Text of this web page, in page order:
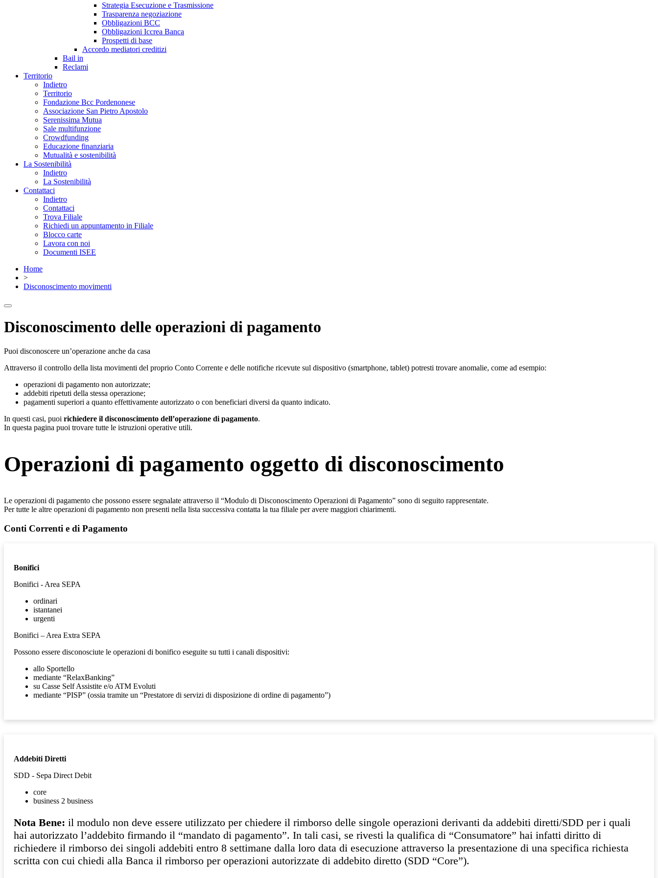
Strategia Esecuzione e Trasmissione
Trasparenza negoziazione
Obbligazioni BCC
Obbligazioni Iccrea Banca
Prospetti di base
Accordo mediatori creditizi
Bail in
Reclami
Territorio
Indietro
Territorio
Fondazione Bcc Pordenonese
Associazione San Pietro Apostolo
Serenissima Mutua
Sale multifunzione
Crowdfunding
Educazione finanziaria
Mutualità e sostenibilità
La Sostenibilità
Indietro
La Sostenibilità
Contattaci
Indietro
Contattaci
Trova Filiale
Richiedi un appuntamento in Filiale
Blocco carte
Lavora con noi
Documenti ISEE
Home
>
Disconoscimento movimenti
Disconoscimento delle operazioni di pagamento
Puoi disconoscere un’operazione anche da casa
Attraverso il controllo della lista movimenti del proprio Conto Corrente e delle notifiche ricevute sul dispositivo (smartphone, tablet) potresti trovare anomalie, come ad esempio:
operazioni di pagamento non autorizzate;
addebiti ripetuti della stessa operazione;
pagamenti superiori a quanto effettivamente autorizzato o con beneficiari diversi da quanto indicato.
In questi casi, puoi richiedere il disconoscimento dell’operazione di pagamento.
In questa pagina puoi trovare tutte le istruzioni operative utili.
Operazioni di pagamento oggetto di disconoscimento
Le operazioni di pagamento che possono essere segnalate attraverso il “Modulo di Disconoscimento Operazioni di Pagamento” sono di seguito rappresentate.
Per tutte le altre operazioni di pagamento non presenti nella lista successiva contatta la tua filiale per avere maggiori chiarimenti.
Conti Correnti e di Pagamento
Bonifici
Bonifici - Area SEPA
ordinari
istantanei
urgenti
Bonifici – Area Extra SEPA
Possono essere disconosciute le operazioni di bonifico eseguite su tutti i canali dispositivi:
allo Sportello
mediante “RelaxBanking”
su Casse Self Assistite e/o ATM Evoluti
mediante “PISP” (ossia tramite un “Prestatore di servizi di disposizione di ordine di pagamento”)
Addebiti Diretti
SDD - Sepa Direct Debit
core
business 2 business
Nota Bene: il modulo non deve essere utilizzato per chiedere il rimborso delle singole operazioni derivanti da addebiti diretti/SDD per i quali
hai autorizzato l’addebito firmando il “mandato di pagamento”. In tali casi, se rivesti la qualifica di “Consumatore” hai infatti diritto di
richiedere il rimborso dei singoli addebiti entro 8 settimane dalla loro data di esecuzione attraverso la presentazione di una specifica richiesta
scritta con cui chiedi alla Banca il rimborso per operazioni autorizzate di addebito diretto (SDD “Core”).